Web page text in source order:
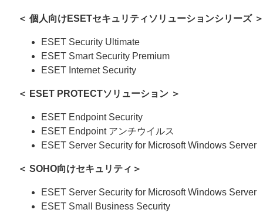
＜ 個人向けESETセキュリティソリューションシリーズ ＞
ESET Security Ultimate
ESET Smart Security Premium
ESET Internet Security
＜ ESET PROTECTソリューション ＞
ESET Endpoint Security
ESET Endpoint アンチウイルス
ESET Server Security for Microsoft Windows Server
＜ SOHO向けセキュリティ＞
ESET Server Security for Microsoft Windows Server
ESET Small Business Security